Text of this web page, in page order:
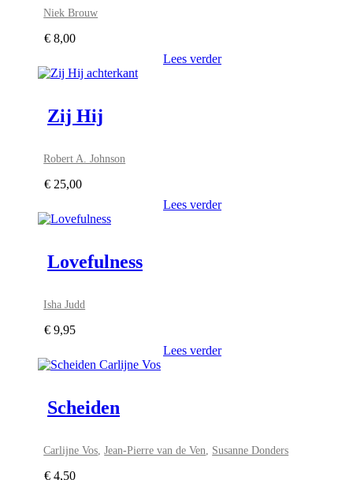
Niek Brouw
€ 8,00
Lees verder
Zij Hij
Robert A. Johnson
€ 25,00
Lees verder
Lovefulness
Isha Judd
€ 9,95
Lees verder
Scheiden
Carlijne Vos,Jean-Pierre van de Ven, Susanne Donders
€ 4,50